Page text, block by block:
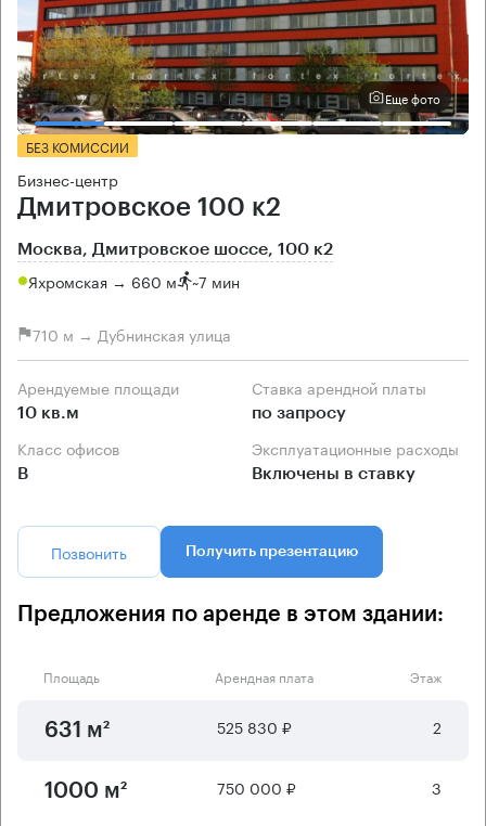
Еще фото
БЕЗ КОМИССИИ
Бизнес-центр
Дмитровское 100 к2
Москва, Дмитровское шоссе, 100 к2
Яхромская → 660 м ~7 мин
710 м → Дубнинская улица
Арендуемые площади
10 кв.м
Ставка арендной платы
по запросу
Класс офисов
B
Эксплуатационные расходы
Включены в ставку
Позвонить Получить презентацию
Предложения по аренде в этом здании:
Площадь Арендная плата Этаж
631 м² 525 830 ₽ 2
1000 м² 750 000 ₽ 3